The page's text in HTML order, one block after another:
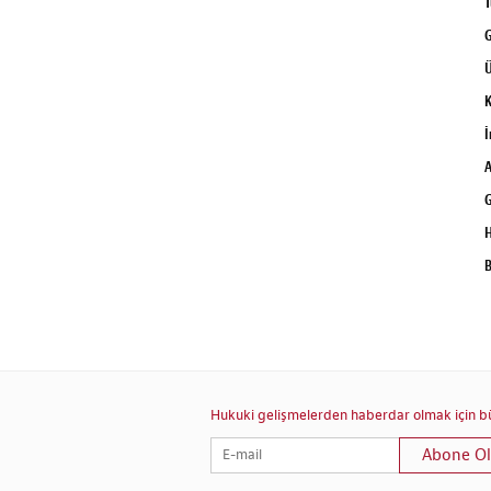
Hukuki gelişmelerden haberdar olmak için
Abone Ol